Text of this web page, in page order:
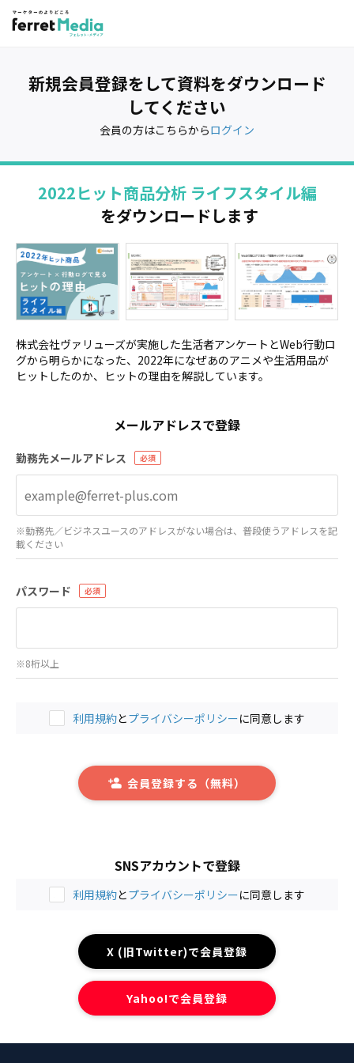
新規会員登録をして資料をダウンロード
してください
会員の方はこちらからログイン
2022ヒット商品分析 ライフスタイル編
をダウンロードします
株式会社ヴァリューズが実施した生活者アンケートとWeb行動ロ
グから明らかになった、2022年になぜあのアニメや生活用品が
ヒットしたのか、ヒットの理由を解説しています。
SNSアカウントで登録
利用規約とプライバシーポリシーに同意します
X (旧Twitter)で会員登録
Yahoo!で会員登録
メールアドレスで登録
勤務先メールアドレス
※勤務先／ビジネスユースのアドレスがない場合は、普段使うアドレスを記
載ください
パスワード
※8桁以上
利用規約とプライバシーポリシーに同意します
会員登録する（無料）